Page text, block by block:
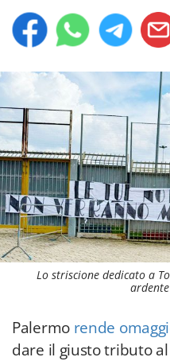
Lo striscione dedicato a
Palermo rende
dare il giusto tributo